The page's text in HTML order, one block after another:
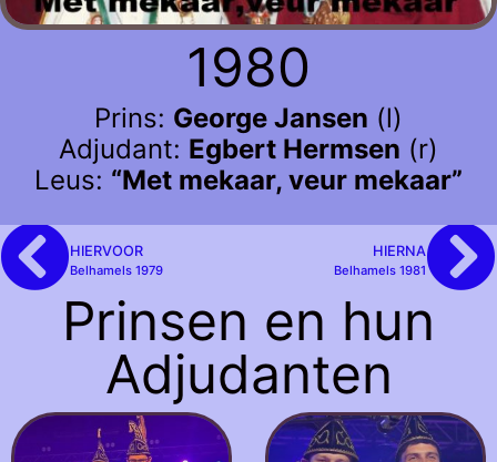
1980
Prins: George Jansen (l)
Adjudant: Egbert Hermsen (r)
Leus: “Met mekaar, veur mekaar”
HIERVOOR
Belhamels 1979
HIERNA
Belhamels 1981
Prinsen en hun
Adjudanten